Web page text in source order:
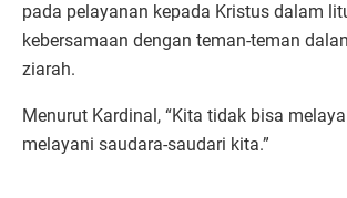
pada pelayanan kepada Kristus dalam
kebersamaan dengan teman-teman
ziarah.
Menurut Kardinal, “Kita tidak bisa
melayani saudara-saudari kita.”